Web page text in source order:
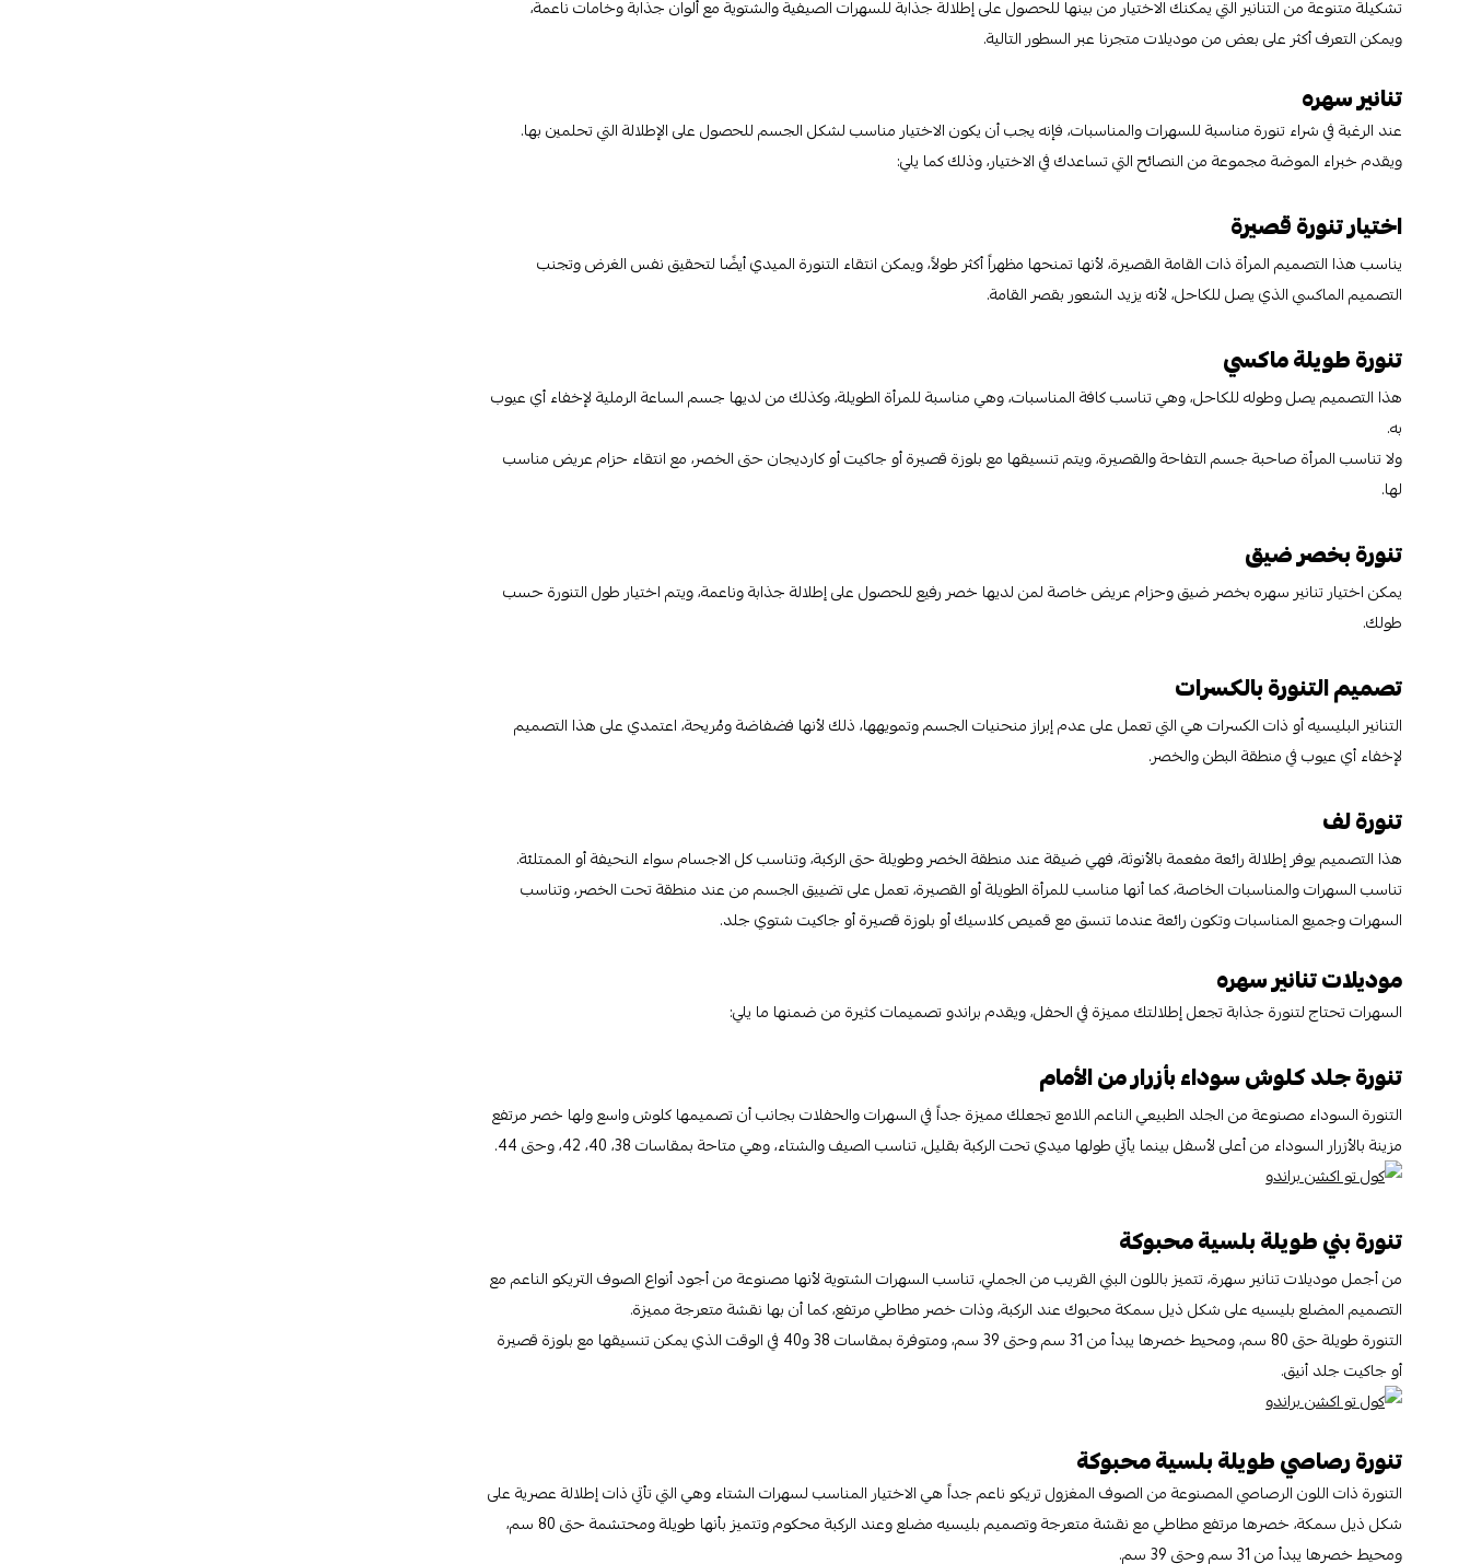
تشكيلة متنوعة من التنانير التي يمكنك الاختيار من بينها للحصول على إطلالة جذابة للسهرات الصيفية والشتوية مع ألوان جذابة وخامات ناعمة،
ويمكن التعرف أكثر على بعض من موديلات متجرنا عبر السطور التالية.
تنانير سهره
عند الرغبة في شراء تنورة مناسبة للسهرات والمناسبات، فإنه يجب أن يكون الاختيار مناسب لشكل الجسم للحصول على الإطلالة التي تحلمين بها.
ويقدم خبراء الموضة مجموعة من النصائح التي تساعدك في الاختيار، وذلك كما يلي:
اختيار تنورة قصيرة
يناسب هذا التصميم المرأة ذات القامة القصيرة، لأنها تمنحها مظهراً أكثر طولاً، ويمكن انتقاء التنورة الميدي أيضًا لتحقيق نفس الغرض وتجنب
التصميم الماكسي الذي يصل للكاحل، لأنه يزيد الشعور بقصر القامة.
تنورة طويلة ماكسي
هذا التصميم يصل وطوله للكاحل، وهي تناسب كافة المناسبات، وهي مناسبة للمرأة الطويلة، وكذلك من لديها جسم الساعة الرملية لإخفاء أي عيوب
به.
ولا تناسب المرأة صاحبة جسم التفاحة والقصيرة، ويتم تنسيقها مع بلوزة قصيرة أو جاكيت أو كارديجان حتى الخصر، مع انتقاء حزام عريض مناسب
لها.
تنورة بخصر ضيق
يمكن اختيار تنانير سهره بخصر ضيق وحزام عريض خاصة لمن لديها خصر رفيع للحصول على إطلالة جذابة وناعمة، ويتم اختيار طول التنورة حسب
طولك.
تصميم التنورة بالكسرات
التنانير البليسيه أو ذات الكسرات هي التي تعمل على عدم إبراز منحنيات الجسم وتمويهها، ذلك لأنها فضفاضة ومُريحة، اعتمدي على هذا التصميم
لإخفاء أي عيوب في منطقة البطن والخصر.
تنورة لف
هذا التصميم يوفر إطلالة رائعة مفعمة بالأنوثة، فهي ضيقة عند منطقة الخصر وطويلة حتى الركبة، وتناسب كل الاجسام سواء النحيفة أو الممتلئة.
تناسب السهرات والمناسبات الخاصة، كما أنها مناسب للمرأة الطويلة أو القصيرة، تعمل على تضييق الجسم من عند منطقة تحت الخصر، وتناسب
السهرات وجميع المناسبات وتكون رائعة عندما تنسق مع قميص كلاسيك أو بلوزة قصيرة أو جاكيت شتوي جلد.
موديلات تنانير سهره
السهرات تحتاج لتنورة جذابة تجعل إطلالتك مميزة في الحفل، ويقدم براندو تصميمات كثيرة من ضمنها ما يلي:
تنورة جلد كلوش سوداء بأزرار من الأمام
التنورة السوداء مصنوعة من الجلد الطبيعي الناعم اللامع تجعلك مميزة جداً في السهرات والحفلات بجانب أن تصميمها كلوش واسع ولها خصر مرتفع
مزينة بالأزرار السوداء من أعلى لأسفل بينما يأتي طولها ميدي تحت الركبة بقليل، تناسب الصيف والشتاء، وهي متاحة بمقاسات 38، 40، 42، وحتى 44.
تنورة بني طويلة بلسية محبوكة
من أجمل موديلات تنانير سهرة، تتميز باللون البني القريب من الجملي، تناسب السهرات الشتوية لأنها مصنوعة من أجود أنواع الصوف التريكو الناعم مع
التصميم المضلع بليسيه على شكل ذيل سمكة محبوك عند الركبة، وذات خصر مطاطي مرتفع، كما أن بها نقشة متعرجة مميزة.
التنورة طويلة حتى 80 سم، ومحيط خصرها يبدأ من 31 سم وحتى 39 سم، ومتوفرة بمقاسات 38 و40 في الوقت الذي يمكن تنسيقها مع بلوزة قصيرة
أو جاكيت جلد أنيق.
تنورة رصاصي طويلة بلسية محبوكة
التنورة ذات اللون الرصاصي المصنوعة من الصوف المغزول تريكو ناعم جداً هي الاختيار المناسب لسهرات الشتاء وهي التي تأتي ذات إطلالة عصرية على
شكل ذيل سمكة، خصرها مرتفع مطاطي مع نقشة متعرجة وتصميم بليسيه مضلع وعند الركبة محكوم وتتميز بأنها طويلة ومحتشمة حتى 80 سم،
ومحيط خصرها يبدأ من 31 سم وحتى 39 سم.